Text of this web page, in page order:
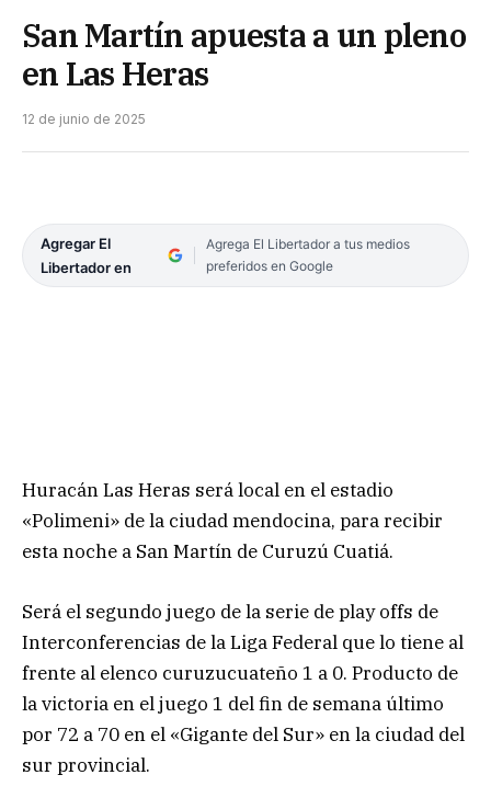
San Martín apuesta a un pleno
en Las Heras
12 de junio de 2025
Agregar El
Libertador en
Agrega El Libertador a tus medios
preferidos en Google
Huracán Las Heras será local en el estadio
«Polimeni» de la ciudad mendocina, para recibir
esta noche a San Martín de Curuzú Cuatiá.
Será el segundo juego de la serie de play offs de
Interconferencias de la Liga Federal que lo tiene al
frente al elenco curuzucuateño 1 a 0. Producto de
la victoria en el juego 1 del fin de semana último
por 72 a 70 en el «Gigante del Sur» en la ciudad del
sur provincial.